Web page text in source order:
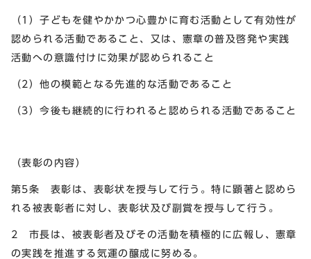
（1）子どもを健やかかつ心豊かに育む活動として有効性が
認められる活動であること、又は、憲章の普及啓発や実践
活動への意識付けに効果が認められること
（2）他の模範となる先進的な活動であること
（3）今後も継続的に行われると認められる活動であること
（表彰の内容）
第5条 表彰は、表彰状を授与して行う。特に顕著と認めら
れる被表彰者に対し、表彰状及び副賞を授与して行う。
2 市長は、被表彰者及びその活動を積極的に広報し、憲章
の実践を推進する気運の醸成に努める。